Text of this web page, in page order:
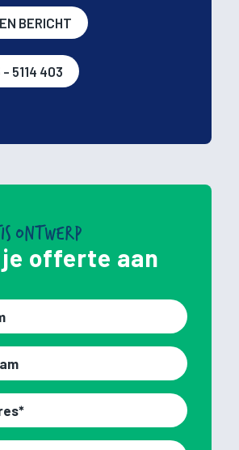
BERICHT
- 5114 403
ONTWERP
offerte aan